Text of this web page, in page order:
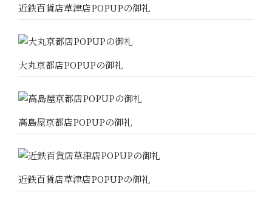
近鉄百貨店草津店POPUPの御礼
大丸京都店POPUPの御礼
高島屋京都店POPUPの御礼
近鉄百貨店草津店POPUPの御礼